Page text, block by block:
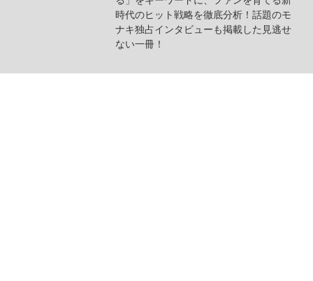
時代のヒット戦略を徹底分析！話題のモ
ナキ独占インタビューも掲載した見逃せ
ない一冊！